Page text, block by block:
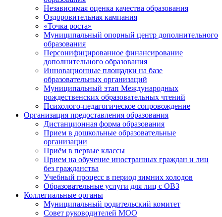
Независимая оценка качества образования
Оздоровительная кампания
«Точка роста»
Муниципальный опорный центр дополнительного
образования
Персонифицированное финансирование
дополнительного образования
Инновационные площадки на базе
образовательных организаций
Муниципальный этап Международных
рождественских образовательных чтений
Психолого-педагогическое сопровождение
Организация предоставления образования
Дистанционная форма образования
Прием в дошкольные образовательные
организации
Приём в первые классы
Прием на обучение иностранных граждан и лиц
без гражданства
Учебный процесс в период зимних холодов
Образовательные услуги для лиц с ОВЗ
Коллегиальные органы
Муниципальный родительский комитет
Совет руководителей МОО